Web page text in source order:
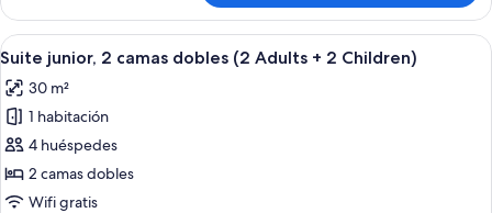
Adults
+
1
Child)
junior,
camas
(2
Adults
Child)
Abrir
todas
las
fotos
de
Suite
junior,
Una habitación de hotel moderna
4
Suite junior, 2 camas dobles (2 Adults + 2 Children)
30 m²
1 habitación
4 huéspedes
2 camas dobles
Wifi gratis